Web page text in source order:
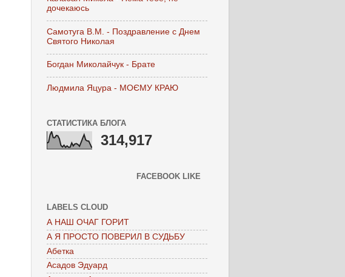
дочекаюсь
Самотуга В.М. - Поздравление с Днем
Святого Николая
Богдан Миколайчук - Брате
Людмила Яцура - МОЄМУ КРАЮ
СТАТИСТИКА БЛОГА
314,917
FACEBOOK LIKE
LABELS CLOUD
А НАШ ОЧАГ ГОРИТ
А Я ПРОСТО ПОВЕРИЛ В СУДЬБУ
Абетка
Асадов Эдуард